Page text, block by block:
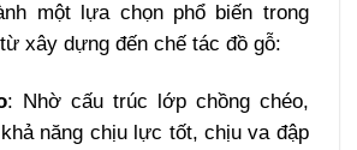
một lựa chọn phổ biến trong
xây dựng đến chế tác đồ gỗ:
: Nhờ cấu trúc lớp chồng chéo,
năng chịu lực tốt, chịu va đập